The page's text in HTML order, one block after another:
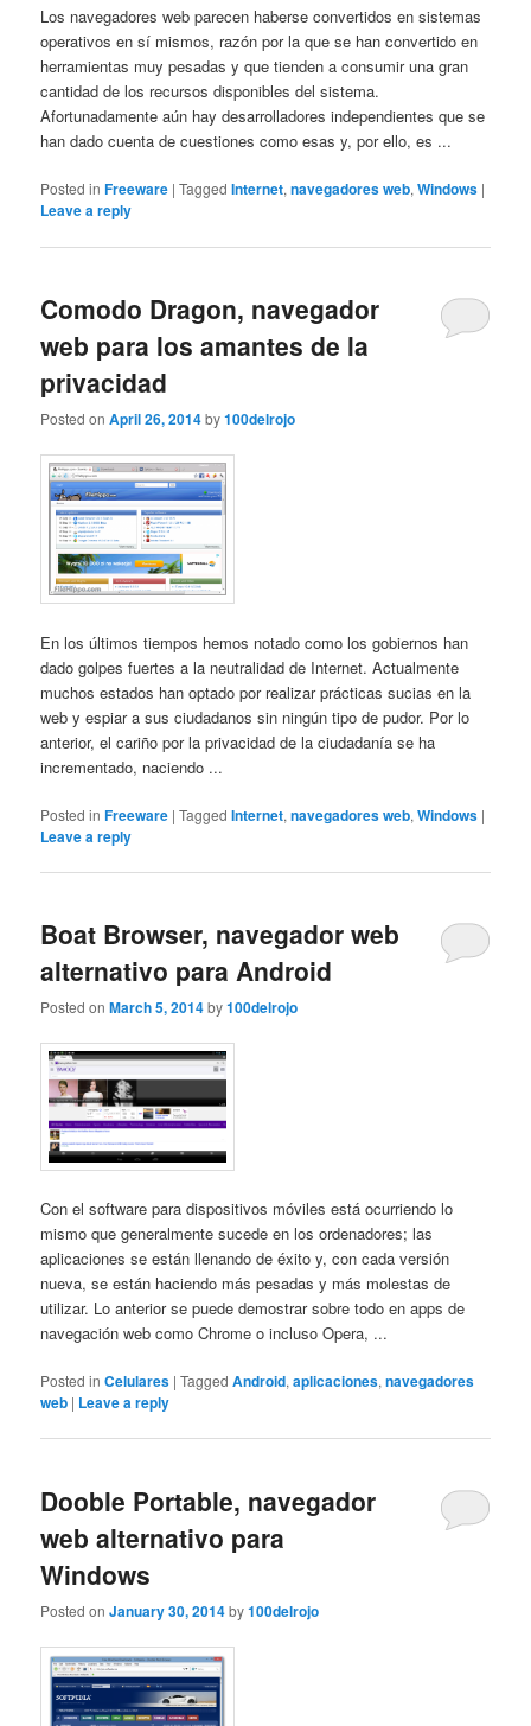
Los navegadores web parecen haberse convertidos en sistemas
operativos en sí mismos, razón por la que se han convertido en
herramientas muy pesadas y que tienden a consumir una gran
cantidad de los recursos disponibles del sistema.
Afortunadamente aún hay desarrolladores independientes que se
han dado cuenta de cuestiones como esas y, por ello, es ...
Posted in Freeware |Tagged Internet,navegadores web,Windows |
Leave a reply
Comodo Dragon, navegador
web para los amantes de la
privacidad
Posted onApril 26, 2014by100delrojo
En los últimos tiempos hemos notado como los gobiernos han
dado golpes fuertes a la neutralidad de Internet. Actualmente
muchos estados han optado por realizar prácticas sucias en la
web y espiar a sus ciudadanos sin ningún tipo de pudor. Por lo
anterior, el cariño por la privacidad de la ciudadanía se ha
incrementado, naciendo ...
Posted in Freeware |Tagged Internet,navegadores web,Windows |
Leave a reply
Boat Browser, navegador web
alternativo para Android
Posted onMarch 5, 2014by100delrojo
Con el software para dispositivos móviles está ocurriendo lo
mismo que generalmente sucede en los ordenadores; las
aplicaciones se están llenando de éxito y, con cada versión
nueva, se están haciendo más pesadas y más molestas de
utilizar. Lo anterior se puede demostrar sobre todo en apps de
navegación web como Chrome o incluso Opera, ...
Posted in Celulares |Tagged Android,aplicaciones,navegadores
web | Leave a reply
Dooble Portable, navegador
web alternativo para
Windows
Posted onJanuary 30, 2014by100delrojo